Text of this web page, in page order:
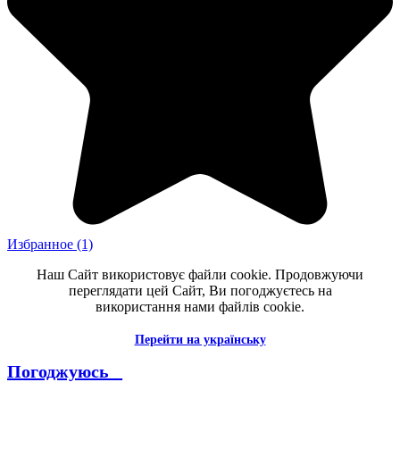
Избранное (1)
Наш Сайт використовує файли cookie. Продовжуючи
переглядати цей Сайт, Ви погоджуєтесь на
використання нами файлів cookie.
Перейти на українську
Погоджуюсь _